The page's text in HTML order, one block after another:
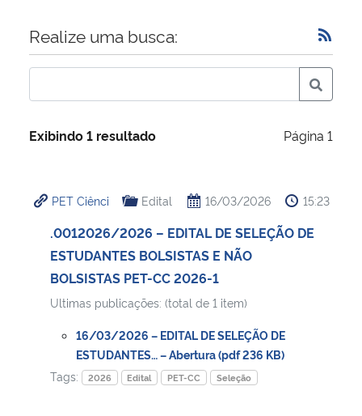
Ministério da Educação
Ministério de Minas e Energia
Ministério da Ciência, Tecnologia, Inovações e Comunicações
Ministério do Meio Ambiente
Início do conteúdo
Realize uma busca:
Exibindo 1 resultado Página 1
PET Ciênci Edital 16/03/2026 15:23
.0012026/2026 – EDITAL DE SELEÇÃO DE
ESTUDANTES BOLSISTAS E NÃO
BOLSISTAS PET-CC 2026-1
Ultimas publicações: (total de 1 item)
16/03/2026 – EDITAL DE SELEÇÃO DE
ESTUDANTES… – Abertura (pdf 236 KB)
Tags:
2026 Edital PET-CC Seleção